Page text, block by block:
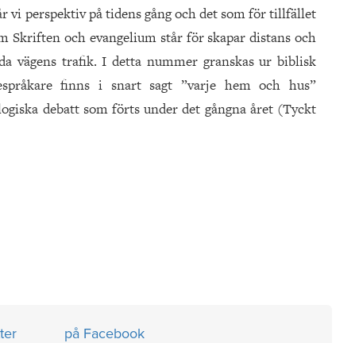
vi perspektiv på tidens gång och det som för tillfället
Skriften och evangelium står för skapar distans och
vägens trafik. I detta nummer granskas ur biblisk
finns i snart sagt ”varje hem och hus”
debatt som förts under det gångna året (Tyckt
på Facebook